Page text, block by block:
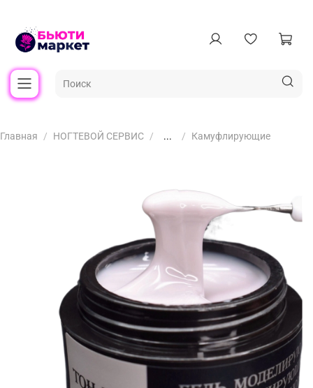
Главная НОГТЕВОЙ СЕРВИС ... Камуфлирующие